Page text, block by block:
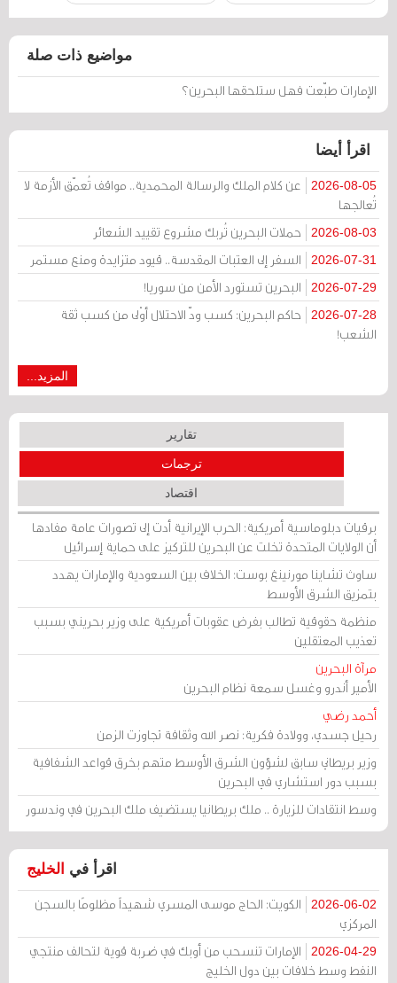
مواضيع ذات صلة
الإمارات طبّعت فهل ستلحقها البحرين؟
اقرأ أيضا
2026-08-05
عن كلام الملك والرسالة المحمدية.. مواقف تُعمّق الأزمة لا
تُعالجها
2026-08-03 حملات البحرين تُربك مشروع تقييد الشعائر
2026-07-31 السفر إلى العتبات المقدسة.. قيود متزايدة ومنع مستمر
2026-07-29 البحرين تستورد الأمن من سوريا!
2026-07-28
حاكم البحرين: كسب ودّ الاحتلال أوْلى من كسب ثقة
الشعب!
المزيد...
تقارير
ترجمات
اقتصاد
برقيات دبلوماسية أمريكية: الحرب الإيرانية أدت إلى تصورات عامة مفادها
أن الولايات المتحدة تخلت عن البحرين للتركيز على حماية إسرائيل
ساوث تشاينا مورنينغ بوست: الخلاف بين السعودية والإمارات يهدد
بتمزيق الشرق الأوسط
منظمة حقوقية تطالب بفرض عقوبات أمريكية على وزير بحريني بسبب
تعذيب المعتقلين
مرآة البحرين
الأمير أندرو وغسل سمعة نظام البحرين
أحمد رضي
رحيل جسدي، وولادة فكرية: نصر الله وثقافة تجاوزت الزمن
وزير بريطاني سابق لشؤون الشرق الأوسط متهم بخرق قواعد الشفافية
بسبب دور استشاري في البحرين
وسط انتقادات للزيارة .. ملك بريطانيا يستضيف ملك البحرين في وندسور
اقرأ في الخليج
2026-06-02
الكويت: الحاج موسى المسري شهيداً مظلومًا بالسجن
المركزي
2026-04-29
الإمارات تنسحب من أوبك في ضربة قوية لتحالف منتجي
النفط وسط خلافات بين دول الخليج